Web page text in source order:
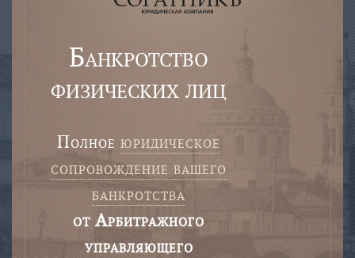
Банкротство
физических лиц
полное юридическое
сопровождение вашего
банкротства
от Арбитражного
управляющего